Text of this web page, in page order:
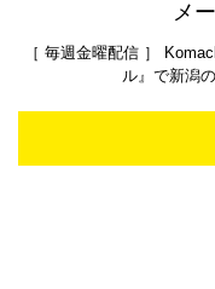
メ
［ 毎週金曜配信 ］
ル』で新潟